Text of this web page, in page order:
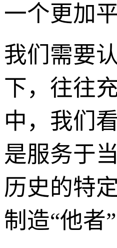
一个更加
我们需要
下，往往
中，我们
是服务于
历史的特
制造“他者